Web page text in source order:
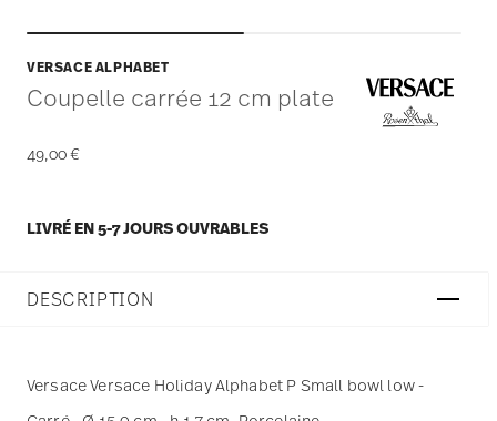
VERSACE ALPHABET
Coupelle carrée 12 cm plate
49,00 €
LIVRÉ EN 5-7 JOURS OUVRABLES
DESCRIPTION
Versace Versace Holiday Alphabet P Small bowl low -